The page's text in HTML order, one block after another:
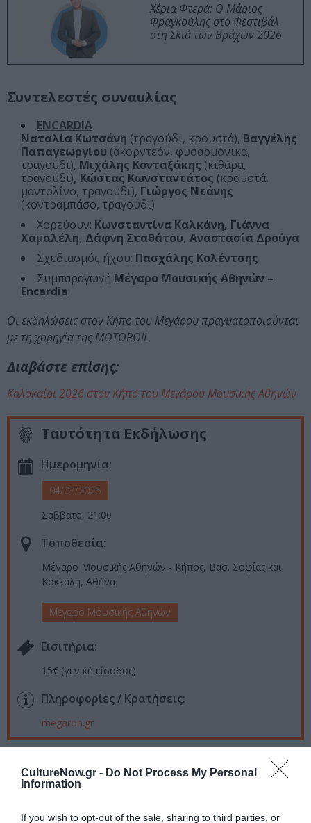
CultureNow.gr - Do Not Process My Personal
Information
If you wish to opt-out of the sale, sharing to third parties, or
Χέρια Φτερά: Ο Μάριος
Φραγκούλης στο Φεστιβάλ
στη Σκιά των Βράχων 2026
Συντελεστές συναυλίας
ENCARDIA
Ναταλία Κωτσάνη (τραγούδι, κρουστά), Bαγγέλης
Παπαγεωργίου (ακορντεόν, φυσαρμόνικα,
τραγούδι), Μιχάλης Κονταξάκης (κιθάρα,
τραγούδι), Κώστας Κωνσταντάτος (κρουστά,
μαντολίνο, τραγούδι), Γιώργος Ντάνης
(κοντραμπάσο, τραγούδι)
Χορεύουν: Κωνσταντίνα Καλκάνη, Γιάννα
Χαμαλέλη, Δάφνη Σταθάτου, Αναστασία Δρούγα
Σχεδιασμός ήχου: Πασχάλης Κολέντσης
Συμπαραγωγή Μέγαρο Μουσικής Αθηνών –
Encardia
Οι εκδηλώσεις στον Κήπο του Μεγάρου πραγματοποιούνται
με τη χορηγία της MOTOROIL
Διαβάστε επίσης:
Καλοκαίρι 2026 στον Κήπο του Μεγάρου Μουσικής Αθηνών
Ταυτότητα Εκδήλωσης
Ημερομηνία:
04/07/2026
Σάββατο, 21:00
Τοποθεσία:
Μέγαρο Μουσικής Αθηνών - Κήπος, Βασ. Σοφίας και
Κόκκαλη, Αθήνα
Μέγαρο Μουσικής Αθηνών
Eισιτήρια:
15€ (γενική είσοδος)
Πληροφορίες / Κρατήσεις:
megaron.gr
Google Newsκαι
μάθετε πρώτοι όλες τις ειδήσεις